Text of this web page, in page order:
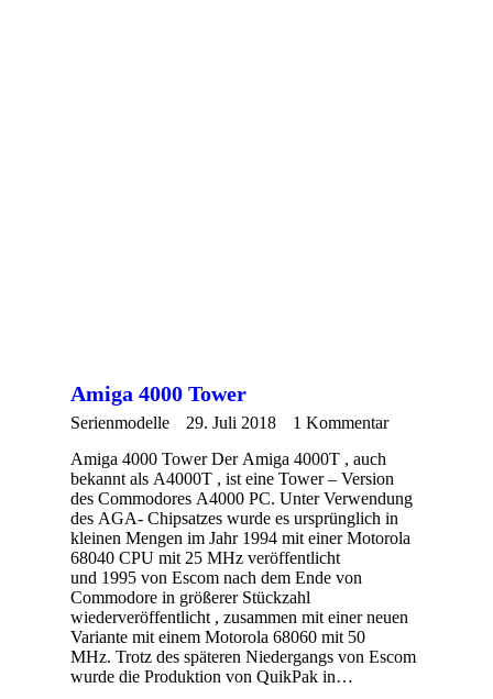
Amiga 4000 Tower
Serienmodelle 29. Juli 2018
1 Kommentar
Amiga 4000 Tower Der Amiga 4000T , auch
bekannt als A4000T , ist eine Tower – Version
des Commodores A4000 PC. Unter Verwendung
des AGA- Chipsatzes wurde es ursprünglich in
kleinen Mengen im Jahr 1994 mit einer Motorola
68040 CPU mit 25 MHz veröffentlicht
und 1995 von Escom nach dem Ende von
Commodore in größerer Stückzahl
wiederveröffentlicht , zusammen mit einer neuen
Variante mit einem Motorola 68060 mit 50
MHz. Trotz des späteren Niedergangs von Escom
wurde die Produktion von QuikPak in…